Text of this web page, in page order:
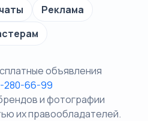
Реклама
объявления
280-66-99
и фотографии
их правообладателей.